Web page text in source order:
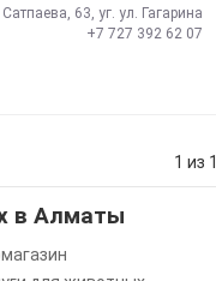
63, уг. ул. Гагарина
+7 727 392 62 07
1 из
в Алматы